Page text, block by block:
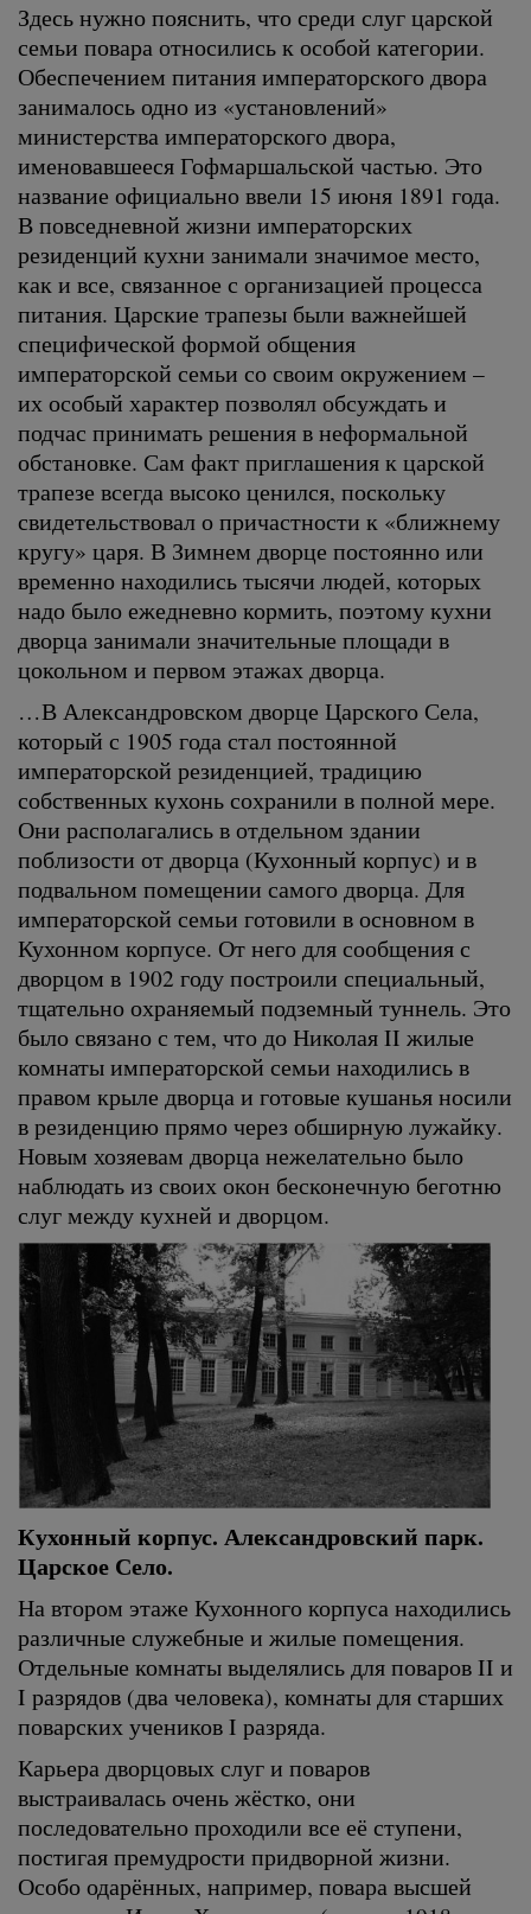
Здесь нужно пояснить, что среди слуг царской
семьи повара относились к особой категории.
Обеспечением питания императорского двора
занималось одно из «установлений»
министерства императорского двора,
именовавшееся Гофмаршальской частью. Это
название официально ввели 15 июня 1891 года.
В повседневной жизни императорских
резиденций кухни занимали значимое место,
как и все, связанное с организацией процесса
питания. Царские трапезы были важнейшей
специфической формой общения
императорской семьи со своим окружением –
их особый характер позволял обсуждать и
подчас принимать решения в неформальной
обстановке. Сам факт приглашения к царской
трапезе всегда высоко ценился, поскольку
свидетельствовал о причастности к «ближнему
кругу» царя. В Зимнем дворце постоянно или
временно находились тысячи людей, которых
надо было ежедневно кормить, поэтому кухни
дворца занимали значительные площади в
цокольном и первом этажах дворца.
…В Александровском дворце Царского Села,
который с 1905 года стал постоянной
императорской резиденцией, традицию
собственных кухонь сохранили в полной мере.
Они располагались в отдельном здании
поблизости от дворца (Кухонный корпус) и в
подвальном помещении самого дворца. Для
императорской семьи готовили в основном в
Кухонном корпусе. От него для сообщения с
дворцом в 1902 году построили специальный,
тщательно охраняемый подземный туннель. Это
было связано с тем, что до Николая II жилые
комнаты императорской семьи находились в
правом крыле дворца и готовые кушанья носили
в резиденцию прямо через обширную лужайку.
Новым хозяевам дворца нежелательно было
наблюдать из своих окон бесконечную беготню
слуг между кухней и дворцом.
Кухонный корпус. Александровский парк.
Царское Село.
На втором этаже Кухонного корпуса находились
различные служебные и жилые помещения.
Отдельные комнаты выделялись для поваров II и
I разрядов (два человека), комнаты для старших
поварских учеников I разряда.
Карьера дворцовых слуг и поваров
выстраивалась очень жёстко, они
последовательно проходили все её ступени,
постигая премудрости придворной жизни.
Особо одарённых, например, повара высшей